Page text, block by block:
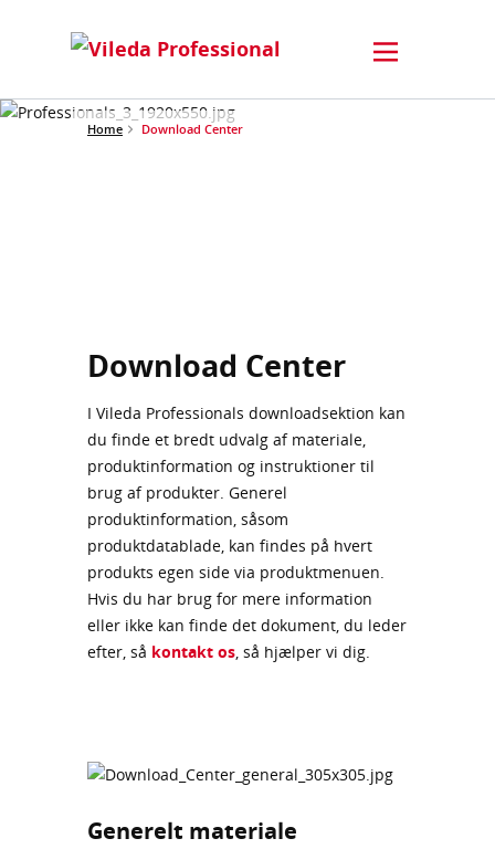
Home Download Center
Download Center
I Vileda Professionals downloadsektion kan
du finde et bredt udvalg af materiale,
produktinformation og instruktioner til
brug af produkter. Generel
produktinformation, såsom
produktdatablade, kan findes på hvert
produkts egen side via produktmenuen.
Hvis du har brug for mere information
eller ikke kan finde det dokument, du leder
efter, så kontakt os, så hjælper vi dig.
Generelt materiale